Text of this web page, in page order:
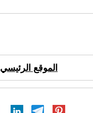
الموقع الرئيسي